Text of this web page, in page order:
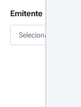
Emitente
Selecionar